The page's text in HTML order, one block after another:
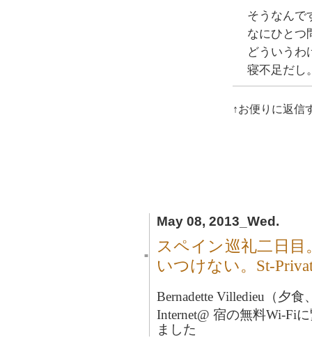
そうなんで
なにひとつ
どういうわ
寝不足だし
↑お便りに返信
May 08, 2013_Wed.
■
スペイン巡礼二日
いつけない。St-
Bernadette Villedieu（夕
Internet@ 宿の無料Wi-Fi
ました